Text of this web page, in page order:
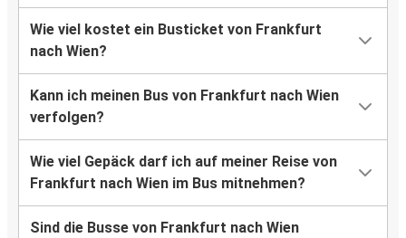
Wie viel kostet ein Busticket von Frankfurt
nach Wien?
Kann ich meinen Bus von Frankfurt nach Wien
verfolgen?
Wie viel Gepäck darf ich auf meiner Reise von
Frankfurt nach Wien im Bus mitnehmen?
Sind die Busse von Frankfurt nach Wien